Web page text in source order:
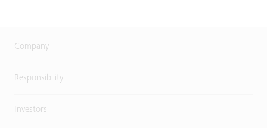
Company
Responsibility
Investors